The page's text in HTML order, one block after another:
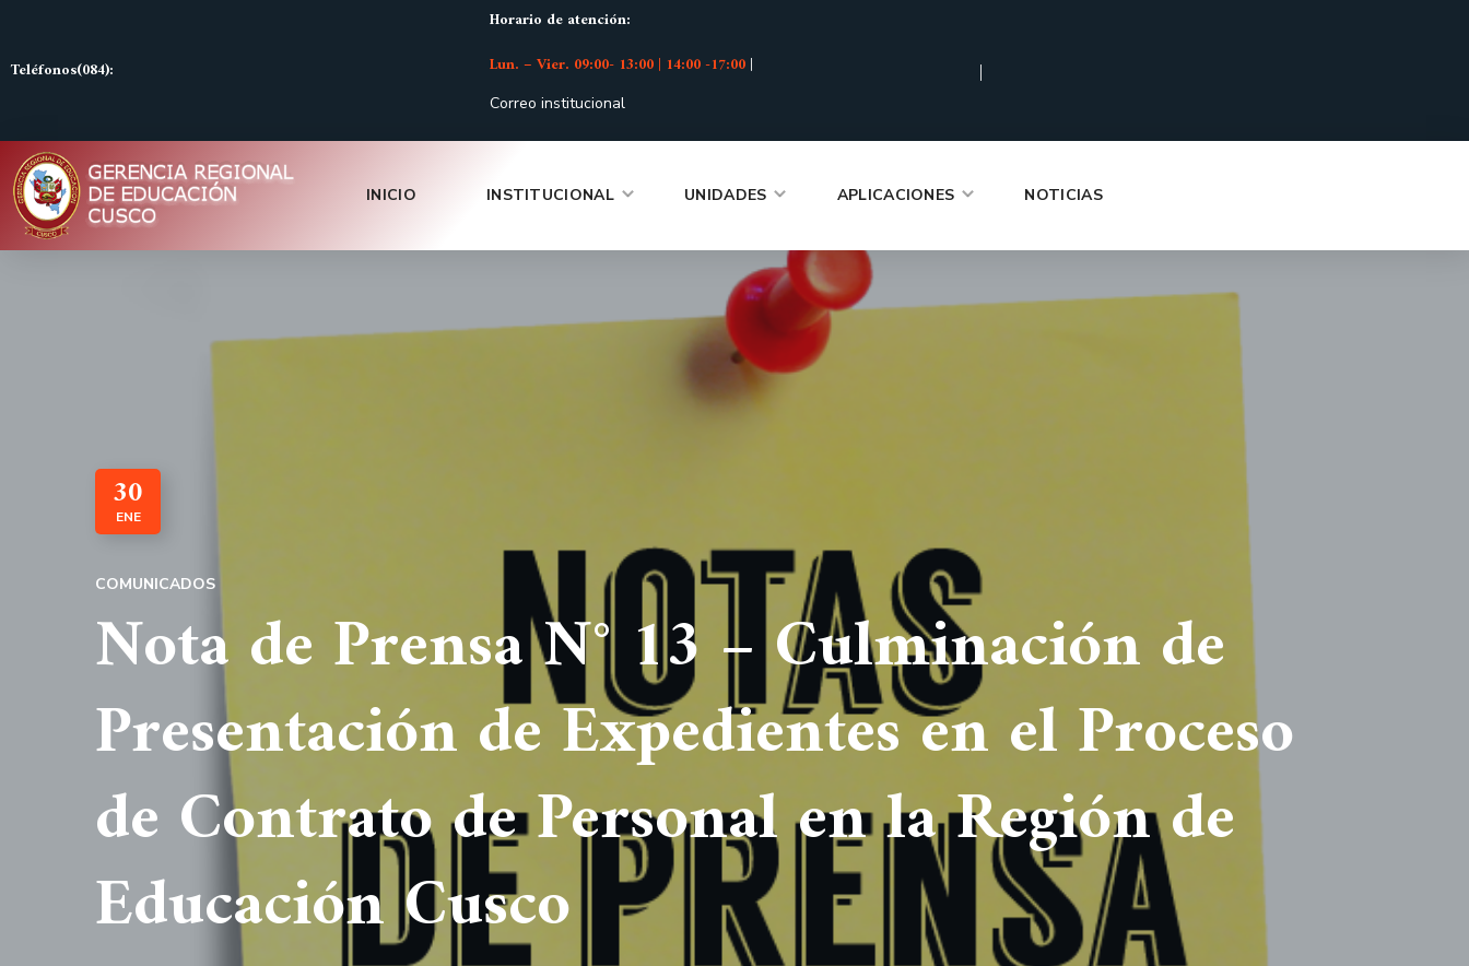
Teléfonos(084):
Horario de atención:
Lun. – Vier. 09:00- 13:00 | 14:00 -17:00|
Correo institucional
|
INICIO INSTITUCIONAL UNIDADES APLICACIONES NOTICIAS
30
ENE
COMUNICADOS
Nota de Prensa N° 13 – Culminación de
Presentación de Expedientes en el Proceso
de Contrato de Personal en la Región de
Educación Cusco